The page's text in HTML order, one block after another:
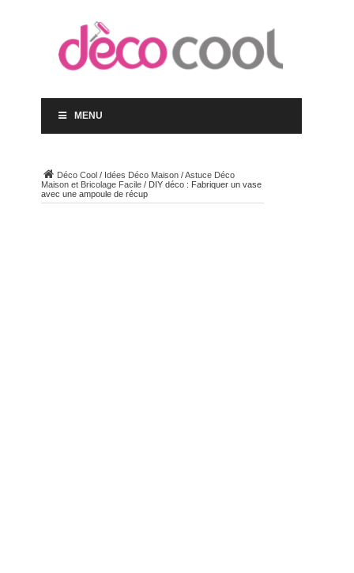
MENU
Déco Cool/ Idées Déco Maison/Astuce Déco
Maison et Bricolage Facile/ DIY déco : Fabriquer un vase
avec une ampoule de récup